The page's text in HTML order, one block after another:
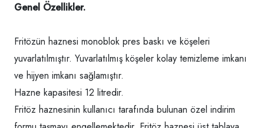
Genel Özellikler.
Fritözün haznesi monoblok pres baskı ve köşeleri
yuvarlatılmıştır. Yuvarlatılmış köşeler kolay temizleme imkanı
ve hijyen imkanı sağlamıştır.
Hazne kapasitesi 12 litredir.
Fritöz haznesinin kullanıcı tarafında bulunan özel indirim